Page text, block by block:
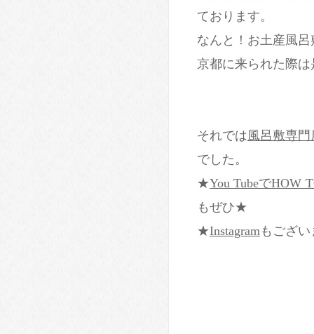
ております。
なんと！お土産風
京都に来られた際
それでは風呂敷専
でした。
★You TubeでHOW
もぜひ★
★Instagram もござ